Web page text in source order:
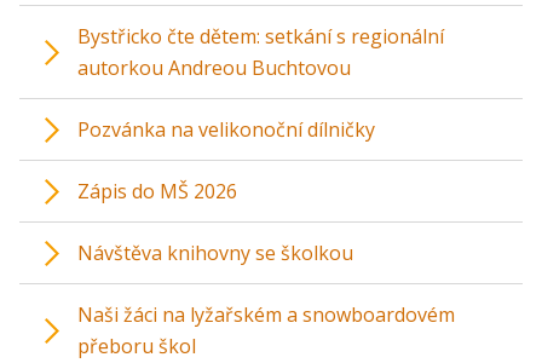
Bystřicko čte dětem: setkání s regionální
autorkou Andreou Buchtovou
Pozvánka na velikonoční dílničky
Zápis do MŠ 2026
Návštěva knihovny se školkou
Naši žáci na lyžařském a snowboardovém
přeboru škol